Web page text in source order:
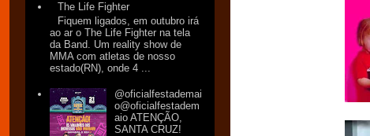
The Life Fighter
Fiquem ligados, em outubro irá
ao ar o The Life Fighter na tela
da Band. Um reality show de
MMA com atletas de nosso
estado(RN), onde 4 ...
@oficialfestademai
o@oficialfestadem
aio ATENÇÃO,
SANTA CRUZ!